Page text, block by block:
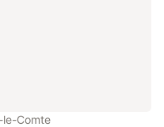
le-Comte